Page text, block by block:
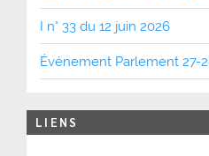
I n° 33 du 12 juin 2026
Événement Parlement 27-
LIENS